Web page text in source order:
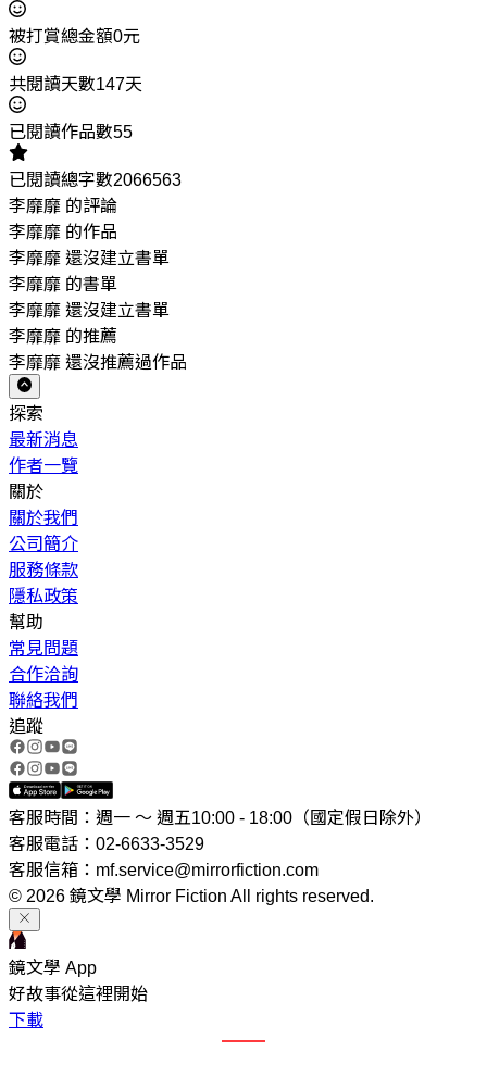
被打賞總金額0元
共閱讀天數147天
已閱讀作品數55
已閱讀總字數2066563
李靡靡 的評論
李靡靡 的作品
李靡靡 還沒建立書單
李靡靡 的書單
李靡靡 還沒建立書單
李靡靡 的推薦
李靡靡 還沒推薦過作品
探索
最新消息
作者一覽
關於
關於我們
公司簡介
服務條款
隱私政策
幫助
常見問題
合作洽詢
聯絡我們
追蹤
客服時間：週一 ～ 週五10:00 - 18:00（國定假日除外）
客服電話：02-6633-3529
客服信箱：mf.service@mirrorfiction.com
© 2026 鏡文學 Mirror Fiction All rights reserved.
鏡文學 App
好故事從這裡開始
下載